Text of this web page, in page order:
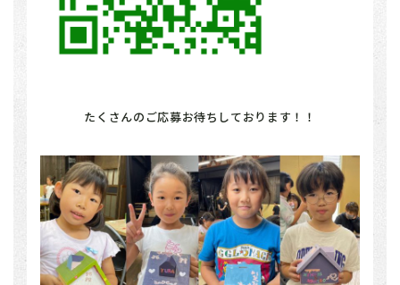
たくさんのご応募お待ちしております！！